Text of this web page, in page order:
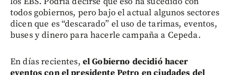
todos gobiernos, pero bajo el actual algunos sectores
dicen que es “descarado” el uso de tarimas, eventos,
buses y dinero para hacerle campaña a Cepeda.
En días recientes, el Gobierno decidió hacer